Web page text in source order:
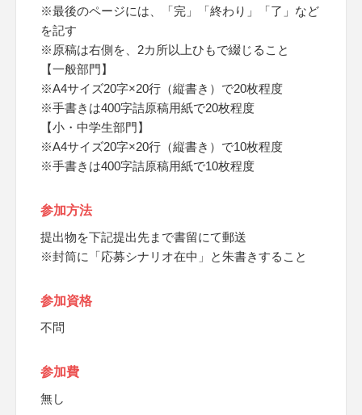
※最後のページには、「完」「終わり」「了」など
を記す
※原稿は右側を、2カ所以上ひもで綴じること
【一般部門】
※A4サイズ20字×20行（縦書き）で20枚程度
※手書きは400字詰原稿用紙で20枚程度
【小・中学生部門】
※A4サイズ20字×20行（縦書き）で10枚程度
※手書きは400字詰原稿用紙で10枚程度
参加方法
提出物を下記提出先まで書留にて郵送
※封筒に「応募シナリオ在中」と朱書きすること
参加資格
不問
参加費
無し